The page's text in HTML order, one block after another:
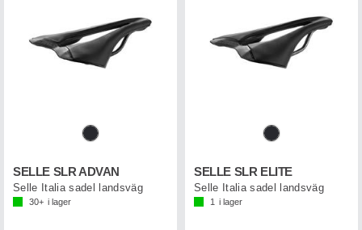
SELLE SLR ADVAN
Selle Italia sadel landsväg
30+ i lager
SELLE SLR ELITE
Selle Italia sadel landsväg
1 i lager